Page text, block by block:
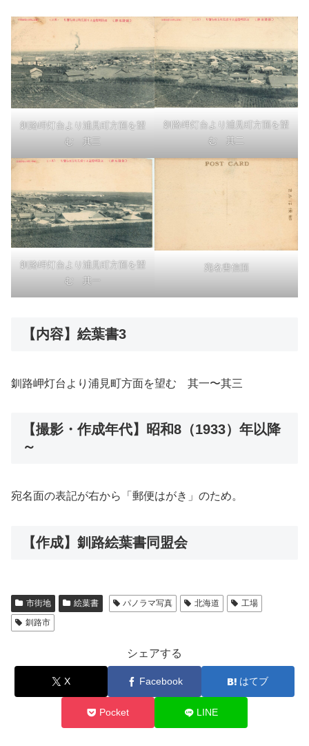
釧路岬灯台より浦見町方面を望
む 其三
釧路岬灯台より浦見町方面を望
む 其二
釧路岬灯台より浦見町方面を望
む 其一
宛名書信面
【内容】絵葉書3
釧路岬灯台より浦見町方面を望む 其一〜其三
【撮影・作成年代】昭和8（1933）年以降
～
宛名面の表記が右から「郵便はがき」のため。
【作成】釧路絵葉書同盟会
市街地 絵葉書 パノラマ写真 北海道
工場
釧路市
シェアする
X Facebook はてブ
Pocket LINE